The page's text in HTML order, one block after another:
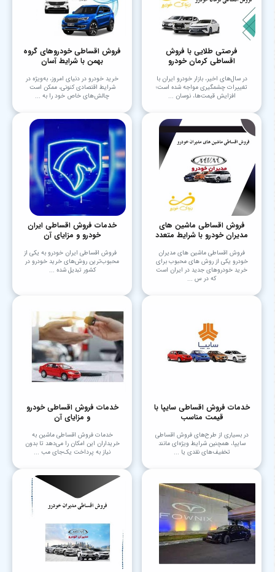
فرصتی طلایی با فروش
اقساطی کرمان خودرو
در سال‌های اخیر، بازار خودرو ایران با
تغییرات چشمگیری مواجه شده است؛
افزایش قیمت‌ها، نوسان ...
فروش اقساطی خودروهای گروه
بهمن با شرایط آسان
خرید خودرو در دنیای امروز، به‌ویژه در
شرایط اقتصادی کنونی، ممکن است
چالش‌های خاص خود را به ...
فروش اقساطی ماشین های
مدیران خودرو با شرایط متعدد
فروش اقساطی ماشین های مدیران
خودرو یکی از روش های محبوب برای
خرید خودروهای جدید در ایران است
که در س ...
خدمات فروش اقساطی ایران
خودرو و مزایای آن
فروش اقساطی ایران خودرو به یکی از
محبوب‌ترین روش‌های خرید خودرو در
کشور تبدیل شده ...
خدمات فروش اقساطی سایپا با
قیمت مناسب
در بسیاری از طرح‌های فروش اقساطی
سایپا، همچنین شرایط ویژه‌ای مانند
تخفیف‌های نقدی یا ...
خدمات فروش اقساطی خودرو
و مزایای آن
خدمات فروش اقساطی ماشین به
خریداران این امکان را می‌دهد تا بدون
نیاز به پرداخت یک‌جای مب ...